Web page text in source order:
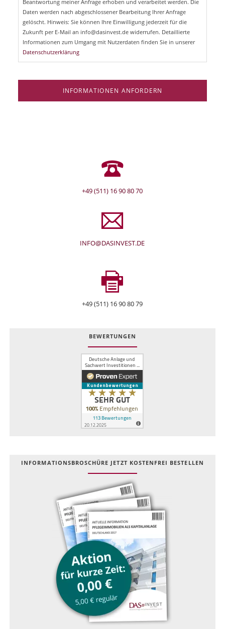
Beantwortung meiner Anfrage erhoben und verarbeitet werden. Die
Daten werden nach abgeschlossener Bearbeitung Ihrer Anfrage
gelöscht. Hinweis: Sie können Ihre Einwilligung jederzeit für die
Zukunft per E-Mail an info@dasinvest.de widerrufen. Detaillierte
Informationen zum Umgang mit Nutzerdaten finden Sie in unserer
Datenschutzerklärung
INFORMATIONEN ANFORDERN
+49 (511) 16 90 80 70
INFO@DASINVEST.DE
+49 (511) 16 90 80 79
BEWERTUNGEN
INFOR­MATIONS­BROSCHÜRE JETZT KOSTEN­FREI BESTELLEN